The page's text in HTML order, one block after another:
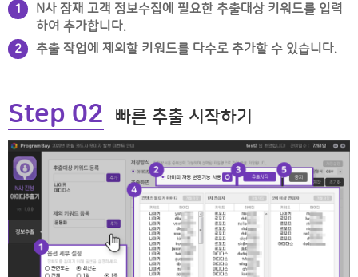
1
N사 잠재 고객 정보수집에 필요한 추출대상 키워드를 입력
하여 추가합니다.
2 추출 작업에 제외할 키워드를 다수로 추가할 수 있습니다.
Step 02 빠른 추출 시작하기